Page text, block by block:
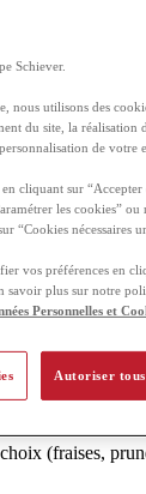
est tous arrivés
On y pense et
que “la
Alors pourquoi
? Chez
de la brioche ou
ou des
abricots,
bonheur des
recette de
bocal stérilisé
bocal :
(fraises,
Schiever.
nous utilisons des
du site, la réalisation
de votre
cliquant sur
les cookies” ou
“Cookies nécessaires
vos préférences en
savoir plus sur notre
Personnelles et
Autoriser